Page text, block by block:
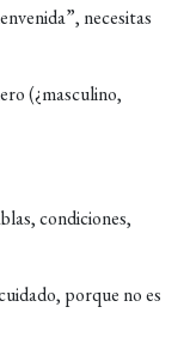
necesitas
(¿masculino,
condiciones,
porque no es